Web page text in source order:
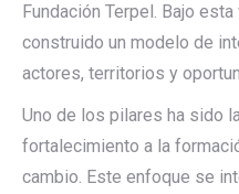
Fundación Terpel. Bajo
construido un modelo de
actores, territorios y
Uno de los pilares ha sido
fortalecimiento a la
cambio. Este enfoque se